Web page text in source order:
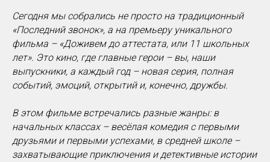
Сегодня мы собрались не просто на традиционный
«Последний звонок», а на премьеру уникального
фильма – «Доживем до аттестата, или 11 школьных
лет». Это кино, где главные герои – вы, наши
выпускники, а каждый год – новая серия, полная
событий, эмоций, открытий и, конечно, дружбы.
В этом фильме встречались разные жанры: в
начальных классах – весёлая комедия с первыми
друзьями и первыми успехами, в средней школе –
захватывающие приключения и детективные истории